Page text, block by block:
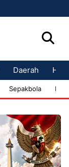
Daerah
Sepakbola